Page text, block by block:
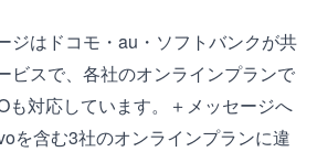
ジはドコモ・au・ソフトバンクが共
ビスで、各社のオンラインプランで
も対応しています。＋メッセージへ
を含む3社のオンラインプランに違